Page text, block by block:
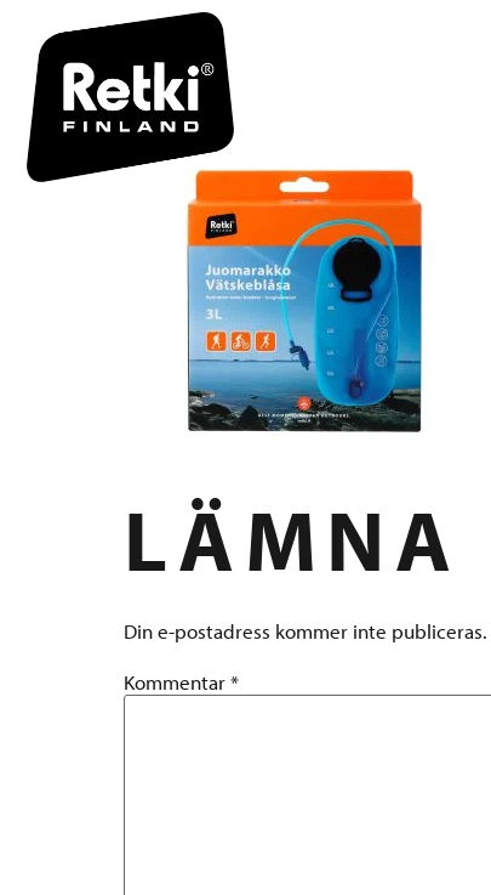
R7097
LÄMNA
Din e-postadress kommer inte publiceras.
Kommentar*